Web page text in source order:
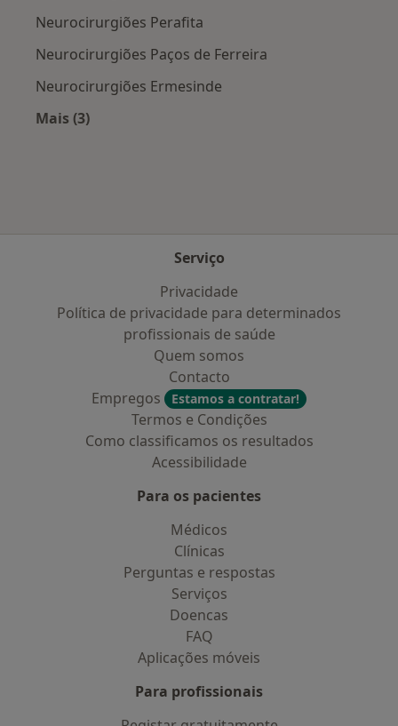
Neurocirurgiões Perafita
Neurocirurgiões Paços de Ferreira
Neurocirurgiões Ermesinde
Mais (3)
Serviço
Privacidade
Política de privacidade para determinados
profissionais de saúde
Quem somos
Contacto
Empregos
Estamos a contratar!
Termos e Condições
Como classificamos os resultados
Acessibilidade
Para os pacientes
Médicos
Clínicas
Perguntas e respostas
Serviços
Doencas
FAQ
Aplicações móveis
Para profissionais